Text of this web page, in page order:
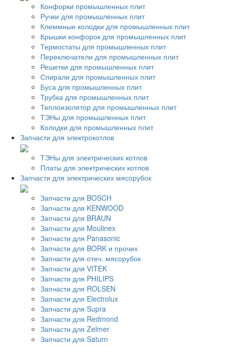
Конфорки промышленных плит
Ручки для промышленных плит
Клеммные колодки для промышленных плит
Крышки конфорок для промышленных плит
Термостаты для промышленных плит
Переключатели для промышленных плит
Решетки для промышленных плит
Спирали для промышленных плит
Буса для промышленных плит
Трубка для промышленных плит
Теплоизолятор для промышленных плит
ТЭНы для промышленных плит
Колодки для промышленных плит
Запчасти для электрокотлов
ТЭНы для электрических котлов
Платы для электрических котлов
Запчасти для электрических мясорубок
Запчасти для BOSCH
Запчасти для KENWOOD
Запчасти для BRAUN
Запчасти для Moulinex
Запчасти для Panasonic
Запчасти для BORK и прочих
Запчасти для отеч. мясорубок
Запчасти для VITEK
Запчасти для PHILIPS
Запчасти для ROLSEN
Запчасти для Electrolux
Запчасти для Supra
Запчасти для Redmond
Запчасти для Zelmer
Запчасти для Saturn